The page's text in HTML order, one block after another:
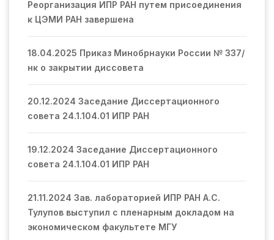
Реорганизация ИПР РАН путем присоединения
к ЦЭМИ РАН завершена
18.04.2025 Приказ Минобрнауки России № 337/
нк о закрытии диссовета
20.12.2024 Заседание Диссертационного
совета 24.1.104.01 ИПР РАН
19.12.2024 Заседание Диссертационного
совета 24.1.104.01 ИПР РАН
21.11.2024 Зав. лабораторией ИПР РАН А.С.
Тулупов выступил с пленарным докладом на
экономическом факультете МГУ